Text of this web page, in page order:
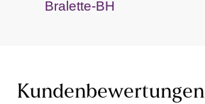
Bralette-BH
Kundenbewertungen